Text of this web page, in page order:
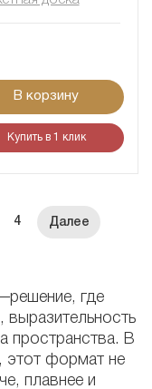
В корзину
Купить в 1 клик
4
где
выразительность
пространства. В
этот формат не
плавнее и